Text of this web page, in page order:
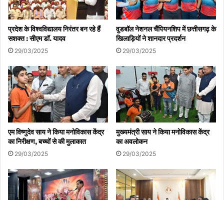
प्रदेश के विश्वविद्यालय निरंतर बन रहे हैं
सशक्त : सीएम डॉ. यादव
29/03/2025
वुडबॉल नेशनल चैंपियनशिप में छत्तीसगढ़ के
खिलाड़ियों ने शानदार प्रदर्शन
29/03/2025
एम विष्णुदेव साय ने किया मनोविकास केंद्र
का निरीक्षण, बच्चों से की मुलाकात
29/03/2025
मुख्यमंत्री साय ने किया मनोविकास केंद्र
का अवलोकन
29/03/2025